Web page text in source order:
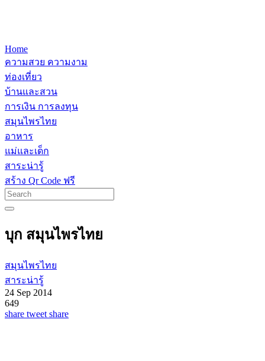
Home
ความสวย ความงาม
ท่องเที่ยว
บ้านและสวน
การเงิน การลงทุน
สมุนไพรไทย
อาหาร
แม่และเด็ก
สาระน่ารู้
สร้าง Qr Code ฟรี
บุก สมุนไพรไทย
สมุนไพรไทย
สาระน่ารู้
24 Sep 2014
649
share tweet share